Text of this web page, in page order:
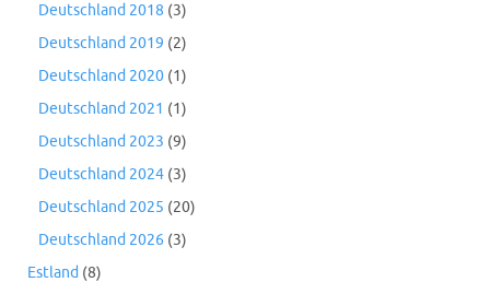
Deutschland 2018 (3)
Deutschland 2019 (2)
Deutschland 2020 (1)
Deutschland 2021 (1)
Deutschland 2023 (9)
Deutschland 2024 (3)
Deutschland 2025 (20)
Deutschland 2026 (3)
Estland (8)